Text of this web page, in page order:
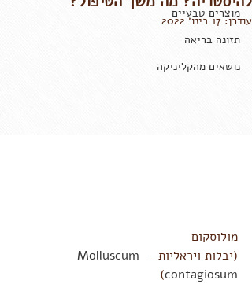
מוצרים טבעיים
תזונה בריאה
נושאים מהקליניקה
עודכן:17 בינו׳ 2022
מולוסקום
(יבלות ויראליות - Molluscum
contagiosum
)